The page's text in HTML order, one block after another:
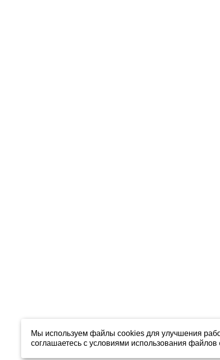
Мы используем файлы cookies для улучшения
соглашаетесь с условиями использования файлов